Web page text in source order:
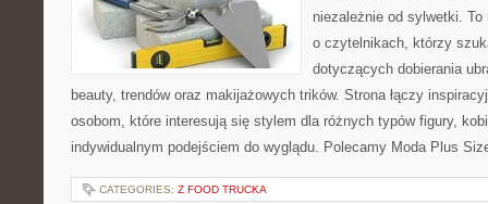
niezależnie od sylwetki.
o czytelnikach, którzy
dotyczących dobierania
beauty, trendów oraz makijażowych trików. Strona łączy
osobom, które interesują się stylem dla różnych typów figury,
indywidualnym podejściem do wyglądu. Polecamy Moda Plus
CATEGORIES: Z FOOD TRUCKA